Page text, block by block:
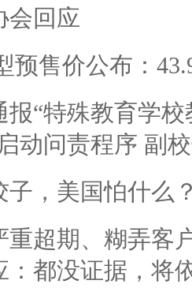
会回应
预售价公布：
报“特殊教育学
动问责程序 副
子，美国怕什么
重超期、糊弄客
：都没证据，将